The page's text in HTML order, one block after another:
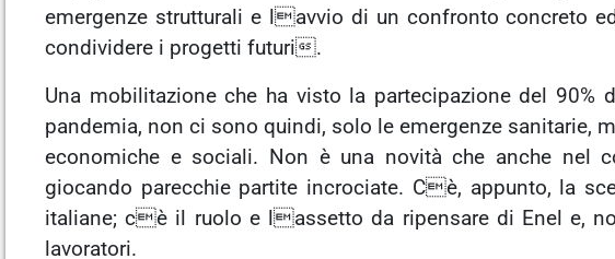
emergenze strutturali e lavvio di un confronto concreto
condividere i progetti futuri.
Una mobilitazione che ha visto la partecipazione del 90%
pandemia, non ci sono quindi, solo le emergenze sanitarie,
economiche e sociali. Non è una novità che anche nel
giocando parecchie partite incrociate. Cè, appunto, la
italiane; cè il ruolo e lassetto da ripensare di Enel e,
lavoratori.